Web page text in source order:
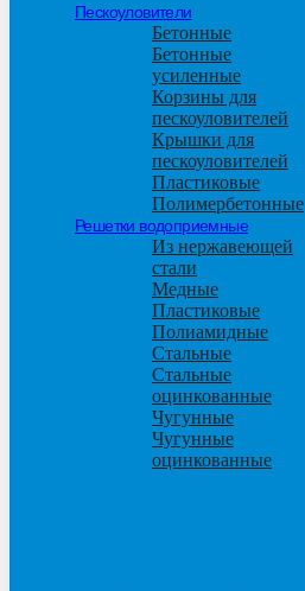
Пескоуловители
Бетонные
Бетонные
усиленные
Корзины для
пескоуловителей
Крышки для
пескоуловителей
Пластиковые
Полимербетонные
Решетки водоприемные
Из нержавеющей
стали
Медные
Пластиковые
Полиамидные
Стальные
Стальные
оцинкованные
Чугунные
Чугунные
оцинкованные